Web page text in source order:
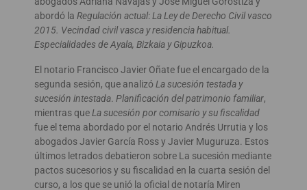
abordó la Regulación actual:La Ley de Derecho Civil vasco
2015. Vecindad civil vasca y residencia habitual.
Especialidades de Ayala, Bizkaia y Gipuzkoa.
El notario Francisco Javier Oñate fue el encargado de la
segunda sesión, que analizó La sucesión testada y
sucesión intestada. Planificación del patrimonio familiar,
mientras queLa sucesión por comisario y su fiscalidad
fue el tema abordado por el notario Andrés Urrutia y los
abogados Javier García Ross y Javier Muguruza. Estos
últimos letrados debatieron sobre La sucesión mediante
pactos sucesorios y su fiscalidad en la cuarta sesión del
curso, a los que se unió la oficial de notaría Miren